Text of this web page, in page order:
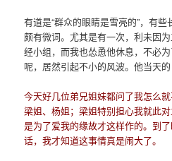
有道是“群众的眼睛是雪亮的”，有
颇有微词。尤其是有一次，利未因
经小组，而我也怂恿他休息，不必
呢，居然引起不小的风波。他当天的
今天好几位弟兄姐妹都问了我怎么
梁姐、杨姐；梁姐特别担心我就此
是为了爱我的缘故才这样作的。到
话，我才知道这事情真是闹大了。